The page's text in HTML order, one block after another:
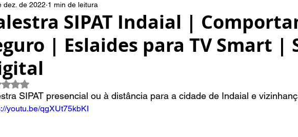
SIPAT Indaial |
| Eslaides para TV Smart |
dez. de 2022 1 min de leitura
Avaliado com NaN de 5 estrelas.
SIPAT presencial ou à distância para a cidade de Indaial e
youtu.be/qgXUt75kbKI